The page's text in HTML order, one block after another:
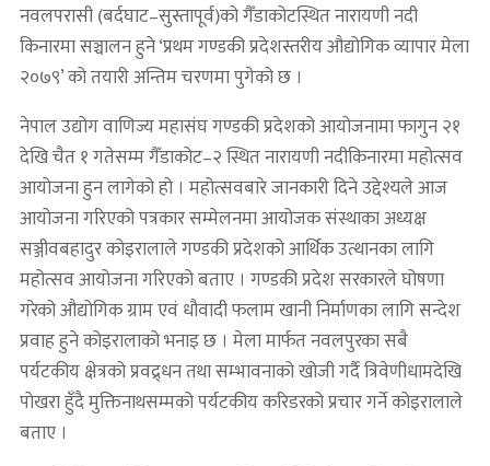
नवलपरासी (बर्दघाट–सुस्तापूर्व)को गैँडाकोटस्थित नारायणी नदी
किनारमा सञ्चालन हुने ‘प्रथम गण्डकी प्रदेशस्तरीय औद्योगिक व्यापार मेला
२०७९’ को तयारी अन्तिम चरणमा पुगेको छ ।
नेपाल उद्योग वाणिज्य महासंघ गण्डकी प्रदेशको आयोजनामा फागुन २१
देखि चैत १ गतेसम्म गैँडाकोट–२ स्थित नारायणी नदीकिनारमा महोत्सव
आयोजना हुन लागेको हो । महोत्सवबारे जानकारी दिने उद्देश्यले आज
आयोजना गरिएको पत्रकार सम्मेलनमा आयोजक संस्थाका अध्यक्ष
सञ्जीवबहादुर कोइरालाले गण्डकी प्रदेशको आर्थिक उत्थानका लागि
महोत्सव आयोजना गरिएको बताए । गण्डकी प्रदेश सरकारले घोषणा
गरेको औद्योगिक ग्राम एवं धौवादी फलाम खानी निर्माणका लागि सन्देश
प्रवाह हुने कोइरालाको भनाइ छ । मेला मार्फत नवलपुरका सबै
पर्यटकीय क्षेत्रको प्रवद्र्धन तथा सम्भावनाको खोजी गर्दै त्रिवेणीधामदेखि
पोखरा हुँदै मुक्तिनाथसम्मको पर्यटकीय करिडरको प्रचार गर्ने कोइरालाले
बताए ।